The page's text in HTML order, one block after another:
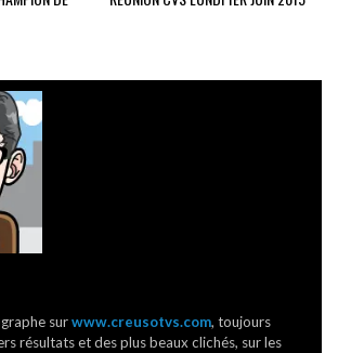
surwww.creusotvs.com, toujours
résultats et des plus beaux clichés, sur les